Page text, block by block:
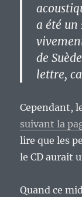
a été un
de
lettre,
Cependant,
suivant la
lire que les
le CD aurait
Quand ce